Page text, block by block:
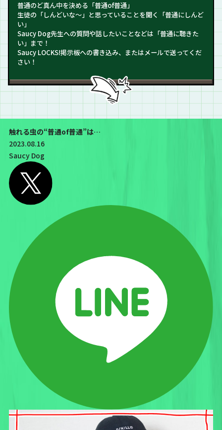
普通のど真ん中を決める「普通of普通」
生徒の「しんどいな～」と思っていることを聞く「普通にしんど
い」
Saucy Dog先生への質問や話したいことなどは「普通に聴きた
い」まで！
Saucy LOCKS!掲示板への書き込み、またはメールで送ってくだ
さい！
触れる虫の“普通of普通”は…
2023.08.16
Saucy Dog